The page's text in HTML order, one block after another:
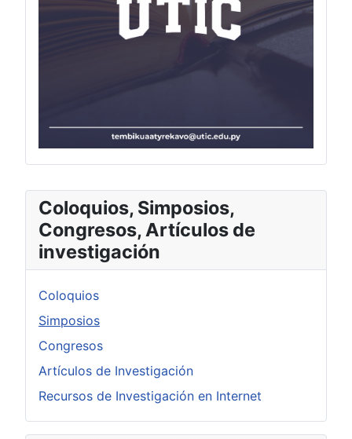
Coloquios, Simposios,
Congresos, Artículos de
investigación
Coloquios
Simposios
Congresos
Artículos de Investigación
Recursos de Investigación en Internet